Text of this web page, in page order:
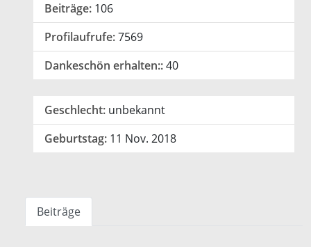
Beiträge: 106
Profilaufrufe:7569
Dankeschön erhalten::40
Geschlecht: unbekannt
Geburtstag: 11 Nov. 2018
Beiträge